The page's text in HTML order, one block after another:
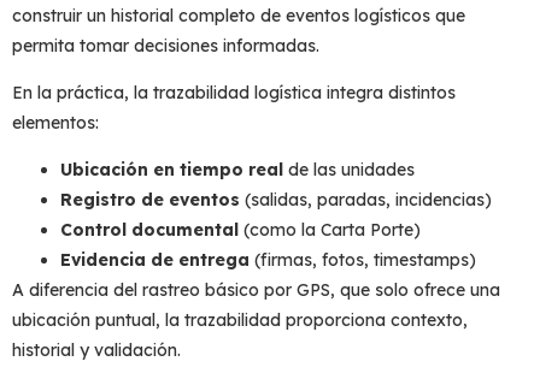
construir un historial completo de eventos logísticos que
permita tomar decisiones informadas.
En la práctica, la trazabilidad logística integra distintos
elementos:
Ubicación en tiempo real de las unidades
Registro de eventos (salidas, paradas, incidencias)
Control documental (como la Carta Porte)
Evidencia de entrega (firmas, fotos, timestamps)
A diferencia del rastreo básico por GPS, que solo ofrece una
ubicación puntual, la trazabilidad proporciona contexto,
historial y validación.